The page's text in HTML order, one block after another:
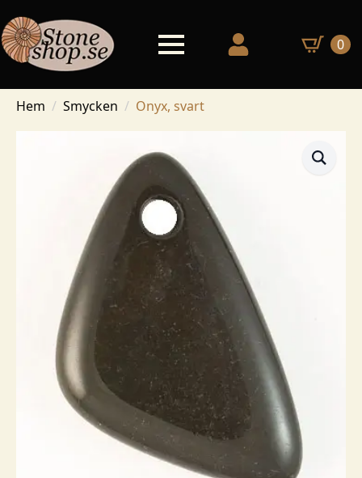
0
Hem Smycken Onyx, svart